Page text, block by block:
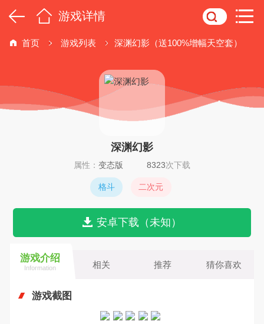
游戏详情
首页 游戏列表 深渊幻影（送100%增幅天空套）
深渊幻影
属性： 变态版 8323次下载
格斗 二次元
安卓下载（未知）
游戏介绍
Information 相关 推荐 猜你喜欢
游戏截图